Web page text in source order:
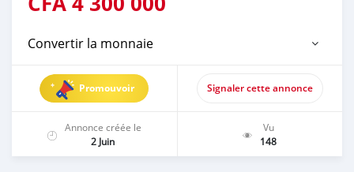
Convertir la monnaie
Promouvoir Signaler cette annonce
Annonce créée le
2 Juin
Vu
148